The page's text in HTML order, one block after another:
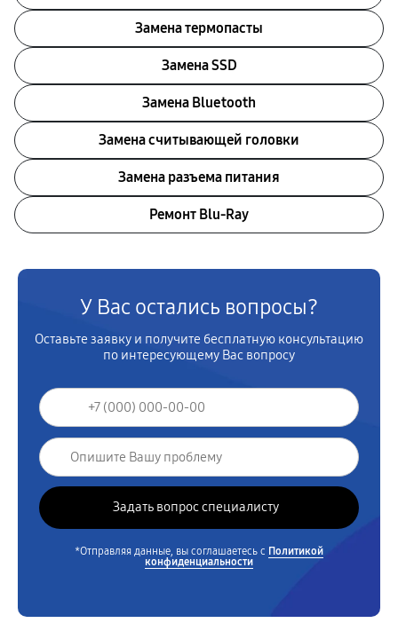
Замена термопасты
Замена SSD
Замена Bluetooth
Замена считывающей головки
Замена разъема питания
Ремонт Blu-Ray
У Вас остались вопросы?
Оставьте заявку и получите бесплатную консультацию
по интересующему Вас вопросу
*Отправляя данные, вы соглашаетесь с Политикой
конфиденциальности